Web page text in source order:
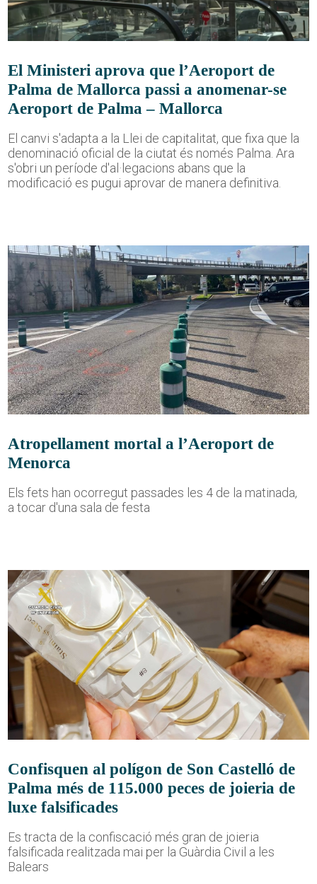
El Ministeri aprova que l’Aeroport de
Palma de Mallorca passi a anomenar-se
Aeroport de Palma – Mallorca
El canvi s'adapta a la Llei de capitalitat, que fixa que la
denominació oficial de la ciutat és només Palma. Ara
s'obri un període d'al·legacions abans que la
modificació es pugui aprovar de manera definitiva.
Atropellament mortal a l’Aeroport de
Menorca
Els fets han ocorregut passades les 4 de la matinada,
a tocar d'una sala de festa
Confisquen al polígon de Son Castelló de
Palma més de 115.000 peces de joieria de
luxe falsificades
Es tracta de la confiscació més gran de joieria
falsificada realitzada mai per la Guàrdia Civil a les
Balears